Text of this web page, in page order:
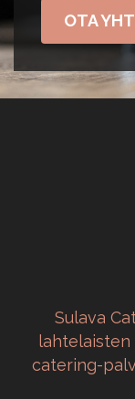
OTA
Sulava
lahtelaisten
catering-